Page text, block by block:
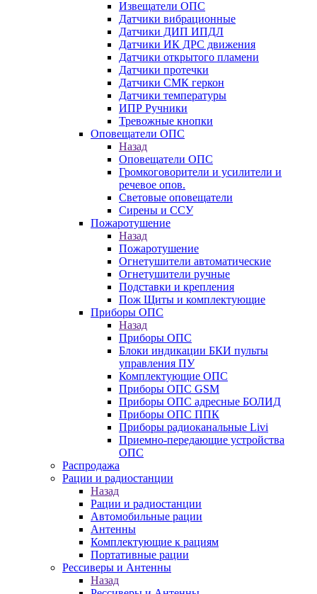
Извещатели ОПС
Датчики вибрационные
Датчики ДИП ИПДЛ
Датчики ИК ДРС движения
Датчики открытого пламени
Датчики протечки
Датчики СМК геркон
Датчики температуры
ИПР Ручники
Тревожные кнопки
Оповещатели ОПС
Назад
Оповещатели ОПС
Громкоговорители и усилители и
речевое опов.
Световые оповещатели
Сирены и ССУ
Пожаротушение
Назад
Пожаротушение
Огнетушители автоматические
Огнетушители ручные
Подставки и крепления
Пож Щиты и комплектующие
Приборы ОПС
Назад
Приборы ОПС
Блоки индикации БКИ пульты
управления ПУ
Комплектующие ОПС
Приборы ОПС GSM
Приборы ОПС адресные БОЛИД
Приборы ОПС ППК
Приборы радиоканальные Livi
Приемно-передающие устройства
ОПС
Распродажа
Рации и радиостанции
Назад
Рации и радиостанции
Автомобильные рации
Антенны
Комплектующие к рациям
Портативные рации
Рессиверы и Антенны
Назад